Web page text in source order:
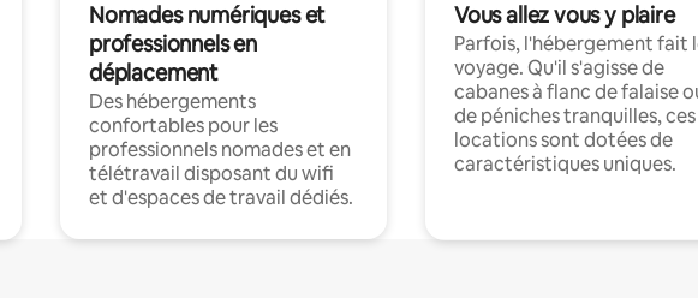
Nomades numériques et
professionnels en
déplacement
Des hébergements
confortables pour les
professionnels nomades et en
télétravail disposant du wifi
et d'espaces de travail dédiés.
Vous allez vous y plaire
Parfois, l'hébergement fait
voyage. Qu'il s'agisse de
cabanes à flanc de falaise
de péniches tranquilles, ces
locations sont dotées de
caractéristiques uniques.